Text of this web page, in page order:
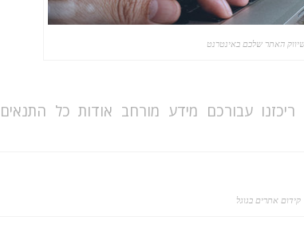
עבורכם מידע מורחב אודות כל התנאים
קידום אתרים בגוגל